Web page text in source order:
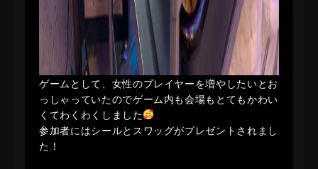
ゲームとして、女性のプレイヤーを増やしたいとお
っしゃっていたのでゲーム内も会場もとてもかわい
くてわくわくしました
参加者にはシールとスワッグがプレゼントされまし
た！